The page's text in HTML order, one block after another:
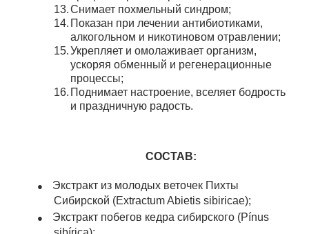
13.Снимает похмельный синдром;
14. Показан при лечении антибиотиками,
алкогольном и никотиновом отравлении;
15.Укрепляет и омолаживает организм,
ускоряя обменный и регенерационные
процессы;
16. Поднимает настроение, вселяет бодрость
и праздничную радость.
СОСТАВ:
●
Экстракт из молодых веточек Пихты
Сибирской (Extractum Abietis sibiricae);
●
Экстракт побегов кедра сибирского (Pínus